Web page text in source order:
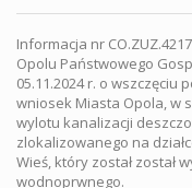
Informacja nr
Opolu Państwowego
05.11.2024 r. o
wniosek Miasta Opola, w
wylotu kanalizacji
zlokalizowanego na
Wieś, który został został
wodnoprwnego.